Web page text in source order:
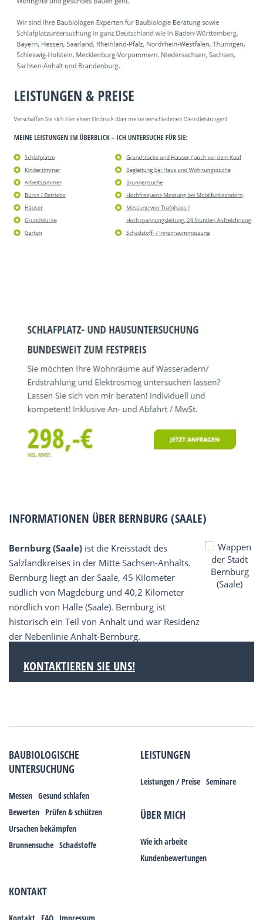
INFORMATIONEN ÜBER BERNBURG (SAALE)
Bernburg (Saale) ist die Kreisstadt des
Salzlandkreises in der Mitte Sachsen-Anhalts.
Bernburg liegt an der Saale, 45 Kilometer
südlich von Magdeburg und 40,2 Kilometer
nördlich von Halle (Saale). Bernburg ist
historisch ein Teil von Anhalt und war Residenz
der Nebenlinie Anhalt-Bernburg.
KONTAKTIEREN SIE UNS!
BAUBIOLOGISCHE
UNTERSUCHUNG
Messen Gesund schlafen
Bewerten Prüfen & schützen
Ursachen bekämpfen
Brunnensuche Schadstoffe
LEISTUNGEN
Leistungen / Preise Seminare
ÜBER MICH
Wie ich arbeite
Kundenbewertungen
KONTAKT